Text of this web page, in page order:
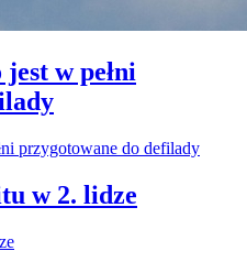
w pełni
w 2. lidze